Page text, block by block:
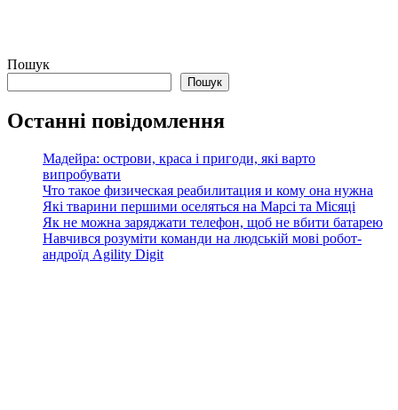
Пошук
Пошук
Останні повідомлення
Мадейра: острови, краса і пригоди, які варто
випробувати
Что такое физическая реабилитация и кому она нужна
Які тварини першими оселяться на Марсі та Місяці
Як не можна заряджати телефон, щоб не вбити батарею
Навчився розуміти команди на людській мові робот-
андроїд Agility Digit